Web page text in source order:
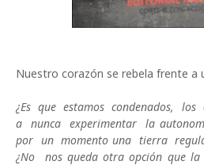
Nuestro corazón se rebela frente a
¿Es que estamos condenados,
a nunca experimentar la
por un momento una tierra
¿No nos queda otra opción que